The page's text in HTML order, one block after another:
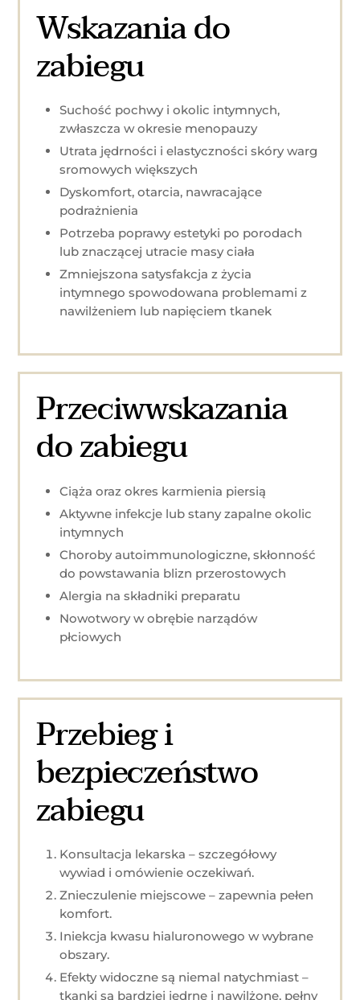
Wskazania do
zabiegu
Suchość pochwy i okolic intymnych,
zwłaszcza w okresie menopauzy
Utrata jędrności i elastyczności skóry warg
sromowych większych
Dyskomfort, otarcia, nawracające
podrażnienia
Potrzeba poprawy estetyki po porodach
lub znaczącej utracie masy ciała
Zmniejszona satysfakcja z życia
intymnego spowodowana problemami z
nawilżeniem lub napięciem tkanek
Przeciwwskazania
do zabiegu
Ciąża oraz okres karmienia piersią
Aktywne infekcje lub stany zapalne okolic
intymnych
Choroby autoimmunologiczne, skłonność
do powstawania blizn przerostowych
Alergia na składniki preparatu
Nowotwory w obrębie narządów
płciowych
Przebieg i
bezpieczeństwo
zabiegu
Konsultacja lekarska – szczegółowy
wywiad i omówienie oczekiwań.
Znieczulenie miejscowe – zapewnia pełen
komfort.
Iniekcja kwasu hialuronowego w wybrane
obszary.
Efekty widoczne są niemal natychmiast –
tkanki są bardziej jędrne i nawilżone, pełny